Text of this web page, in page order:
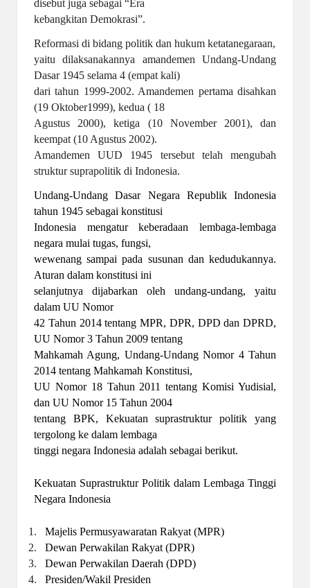
disebut juga sebagai “Era
kebangkitan Demokrasi”.
Reformasi di bidang politik dan hukum ketatanegaraan,
yaitu dilaksanakannya amandemen Undang-Undang
Dasar 1945 selama 4 (empat kali)
dari tahun 1999-2002. Amandemen pertama disahkan
(19 Oktober1999), kedua ( 18
Agustus 2000), ketiga (10 November 2001), dan
keempat (10 Agustus 2002).
Amandemen UUD 1945 tersebut telah mengubah
struktur suprapolitik di Indonesia.
Undang-Undang Dasar Negara Republik Indonesia
tahun 1945 sebagai konstitusi
Indonesia mengatur keberadaan lembaga-lembaga
negara mulai tugas, fungsi,
wewenang sampai pada susunan dan kedudukannya.
Aturan dalam konstitusi ini
selanjutnya dijabarkan oleh undang-undang, yaitu
dalam UU Nomor
42 Tahun 2014 tentang MPR, DPR, DPD dan DPRD,
UU Nomor 3 Tahun 2009 tentang
Mahkamah Agung, Undang-Undang Nomor 4 Tahun
2014 tentang Mahkamah Konstitusi,
UU Nomor 18 Tahun 2011 tentang Komisi Yudisial,
dan UU Nomor 15 Tahun 2004
tentang BPK, Kekuatan suprastruktur politik yang
tergolong ke dalam lembaga
tinggi negara Indonesia adalah sebagai berikut.
Kekuatan Suprastruktur Politik dalam Lembaga Tinggi
Negara Indonesia
1.
Majelis Permusyawaratan Rakyat (MPR)
2.
Dewan Perwakilan Rakyat (DPR)
3.
Dewan Perwakilan Daerah (DPD)
4.
Presiden/Wakil Presiden